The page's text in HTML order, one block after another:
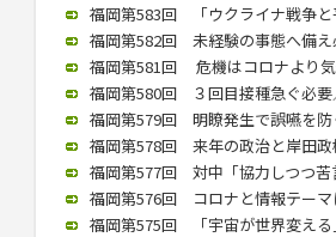
福岡第583回 「ウクライナ戦争と
福岡第582回 未経験の事態へ備
福岡第581回 危機はコロナより
福岡第580回 ３回目接種急ぐ必要
福岡第579回 明瞭発生で誤嚥を防
福岡第578回 来年の政治と岸田政
福岡第577回 対中「協力しつつ
福岡第576回 コロナと情報テーマ
福岡第575回 「宇宙が世界変える